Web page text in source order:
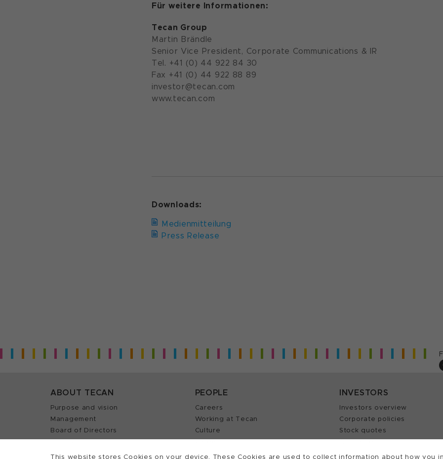
This website stores Cookies on your device. These Cookies are used to collect information about how you
Für weitere Informationen:
Tecan Group
Martin Brändle
Senior Vice President, Corporate Communications & IR
Tel. +41 (0) 44 922 84 30
Fax +41 (0) 44 922 88 89
investor@tecan.com
www.tecan.com
Downloads:
Medienmitteilung
Press Release
ABOUT TECAN
Purpose and vision
Management
Board of Directors
History
Quality policy (ISO)
PEOPLE
Careers
Working at Tecan
Culture
Career Insights
Find your Job
INVESTORS
Investors overview
Corporate policies
Stock quotes
Annual reports